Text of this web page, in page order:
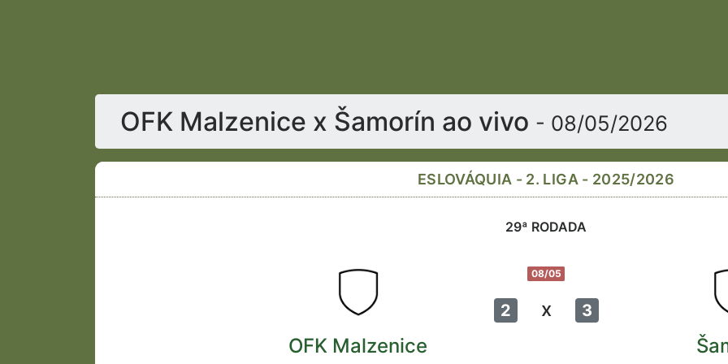
OFK Malzenice x Šamorín ao vivo - 08/05/2026
ESLOVÁQUIA - 2. LIGA - 2025/2026
29ª RODADA
08/05
2 x 3
OFK Malzenice